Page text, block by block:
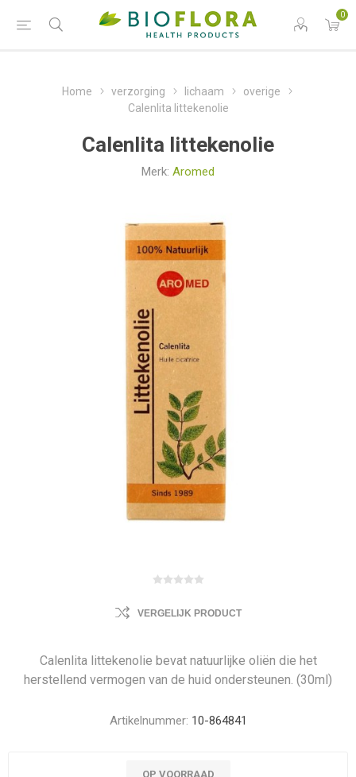
0
Home verzorging lichaam
overige
Calenlita littekenolie
Calenlita littekenolie
Merk: Aromed
VERGELIJK PRODUCT
Calenlita littekenolie bevat natuurlijke oliën die het
herstellend vermogen van de huid ondersteunen. (30ml)
Artikelnummer: 10-864841
OP VOORRAAD